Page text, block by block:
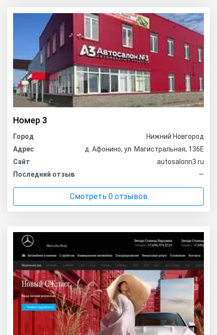
Номер 3
Город
Нижний Новгород
Адрес
д. Афонино, ул. Магистральная, 136Е
Сайт
autosalonn3.ru
Последний отзыв
—
Смотреть 0 отзывов